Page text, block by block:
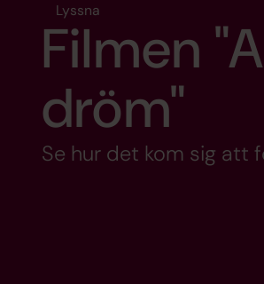
Lyssna
Filmen
dröm"
Se hur det kom sig att